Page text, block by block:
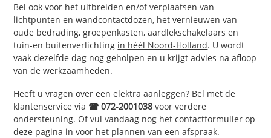
Bel ook voor het uitbreiden en/of verplaatsen van
lichtpunten en wandcontactdozen, het vernieuwen van
oude bedrading, groepenkasten, aardlekschakelaars en
tuin-en buitenverlichting in héél Noord-Holland. U wordt
vaak dezelfde dag nog geholpen en u krijgt advies na afloop
van de werkzaamheden.
Heeft u vragen over een elektra aanleggen? Bel met de
klantenservice via ☎ 072-2001038 voor verdere
ondersteuning. Of vul vandaag nog het contactformulier op
deze pagina in voor het plannen van een afspraak.